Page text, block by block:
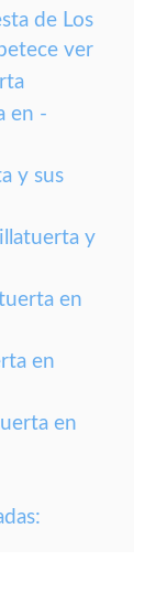
de Los
ver
en -
y sus
y
en
en
en